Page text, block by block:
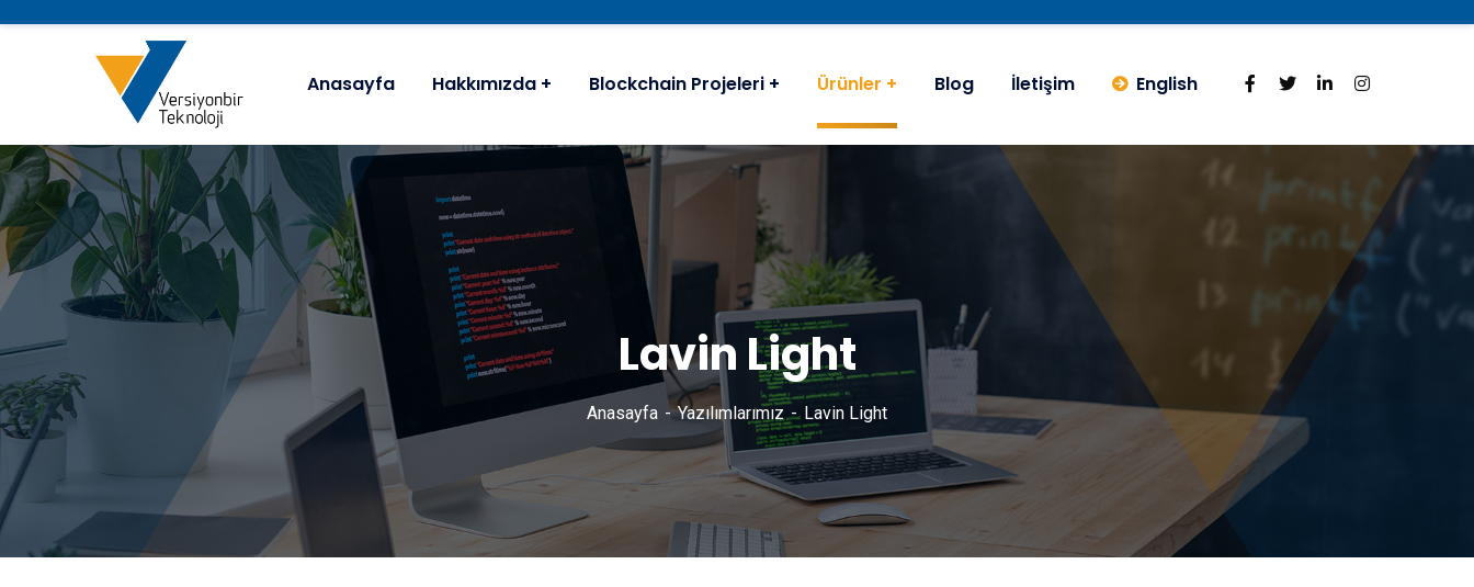
Anasayfa Hakkımızda Blockchain Projeleri Ürünler Blog İletişim English
Lavin Light
Anasayfa Yazılımlarımız Lavin Light